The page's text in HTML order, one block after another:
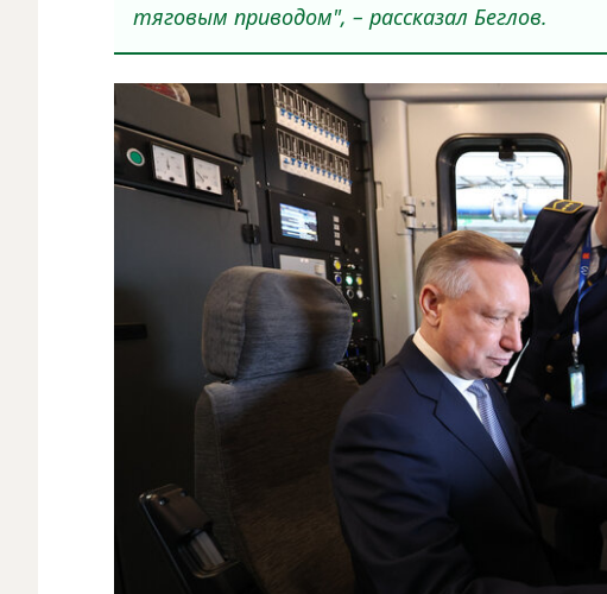
тяговым приводом", – рассказал Беглов.